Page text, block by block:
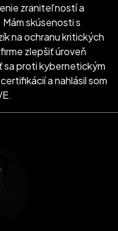
zraniteľností a
skúsenosti s
na ochranu kritických
zlepšiť úroveň
proti kybernetickým
a nahlásil som